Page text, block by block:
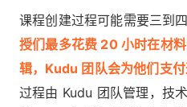
课程创建过程可能需要三到
授们最多花费 20 小时在材
辑，Kudu 团队会为他们支
过程由 Kudu 团队管理，技